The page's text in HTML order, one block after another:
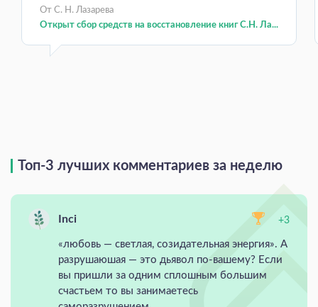
От С. Н. Лазарева
Открыт сбор средств на восстановление книг С.Н. Ла...
Топ-3 лучших комментариев за неделю
Inci +3
«любовь — светлая, созидательная энергия». А
разрушаюшая — это дьявол по-вашему? Если
вы пришли за одним сплошным большим
счастьем то вы занимаетесь